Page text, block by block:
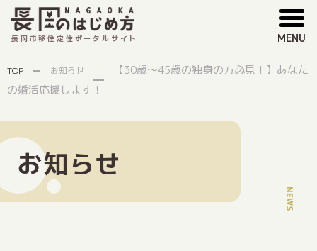
長岡市移住定住ポータルサイト MENU
TOP お知らせ
【30歳～45歳の独身の方必見！】あなた
の婚活応援します！
お知らせ